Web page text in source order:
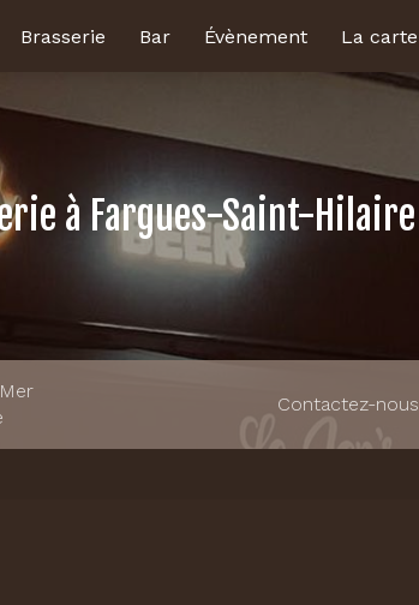
Brasserie Bar Évènement La carte
à Fargues-Saint-Hilaire
Contactez-nous